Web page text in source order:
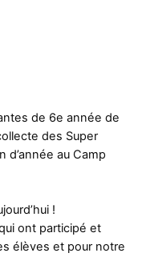
de 6e année de
des Super
d’année au Camp
!
ont participé et
élèves et pour notre